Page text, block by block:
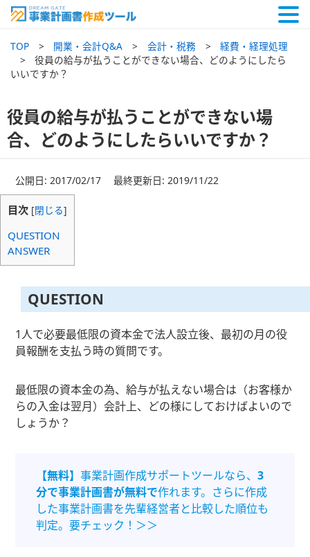
TOP 開業・会計Q&A 会計・税務
経費・経理処理
役員の給与が払うことができない場合、どのようにしたら
いいですか？
役員の給与が払うことができない場
合、どのようにしたらいいですか？
公開日: 2017/02/17 最終更新日: 2019/11/22
目次 [閉じる]
QUESTION
ANSWER
QUESTION
1人で必要最低限の資本金で法人設立後、最初の月の役
員報酬を支払う時の質問です。
最低限の資本金の為、給与が払えない場合は（お客様か
らの入金は翌月）会計上、どの様にしておけばよいので
しょうか？
【無料】事業計画作成サポートツールなら、3
分で事業計画書が無料で作れます。さらに作成
した事業計画書を先輩経営者と比較した順位も
判定。要チェック！＞＞